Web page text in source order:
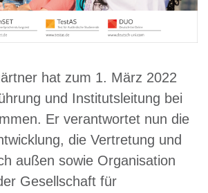
hat zum 1. März 2022
und Institutsleitung bei
Er verantwortet nun die
die Vertretung und
außen sowie Organisation
Gesellschaft für